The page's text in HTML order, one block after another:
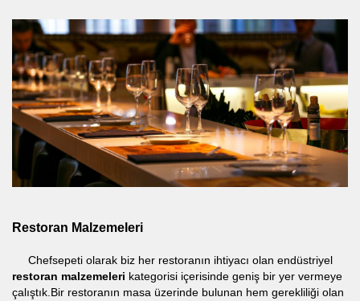
Restoran Malzemeleri
Chefsepeti olarak biz her restoranın ihtiyacı olan endüstriyel
restoran malzemeleri kategorisi içerisinde geniş bir yer vermeye
çalıştık.Bir restoranın masa üzerinde bulunan hem gerekliliği olan